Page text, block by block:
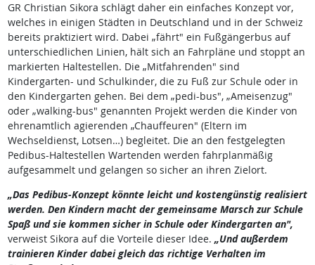
GR Christian Sikora schlägt daher ein einfaches Konzept vor,
welches in einigen Städten in Deutschland und in der Schweiz
bereits praktiziert wird. Dabei „fährt" ein Fußgängerbus auf
unterschiedlichen Linien, hält sich an Fahrpläne und stoppt an
markierten Haltestellen. Die „Mitfahrenden" sind
Kindergarten- und Schulkinder, die zu Fuß zur Schule oder in
den Kindergarten gehen. Bei dem „pedi-bus", „Ameisenzug"
oder „walking-bus" genannten Projekt werden die Kinder von
ehrenamtlich agierenden „Chauffeuren" (Eltern im
Wechseldienst, Lotsen…) begleitet. Die an den festgelegten
Pedibus-Haltestellen Wartenden werden fahrplanmäßig
aufgesammelt und gelangen so sicher an ihren Zielort.
„Das Pedibus-Konzept könnte leicht und kostengünstig realisiert
werden. Den Kindern macht der gemeinsame Marsch zur Schule
Spaß und sie kommen sicher in Schule oder Kindergarten an",
verweist Sikora auf die Vorteile dieser Idee. „Und außerdem
trainieren Kinder dabei gleich das richtige Verhalten im